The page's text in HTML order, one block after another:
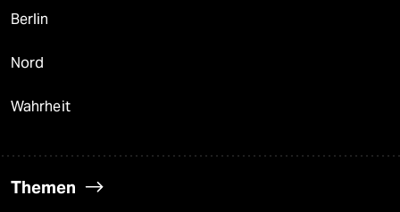
Berlin
Nord
Wahrheit
Themen